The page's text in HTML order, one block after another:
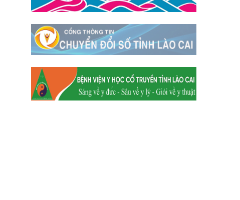
Xã Tằng Loỏng
Xã Gia Phú
Xã Mường
Hum
Xã Dền Sáng
Xã Y Tý
Xã A Mú Sung
Xã Trịnh Tường
Xã Nậm Chày
Xã Bản Xèo
Xã Bát Xát